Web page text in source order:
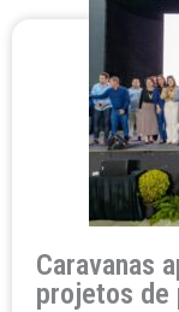
Caravanas
projetos de